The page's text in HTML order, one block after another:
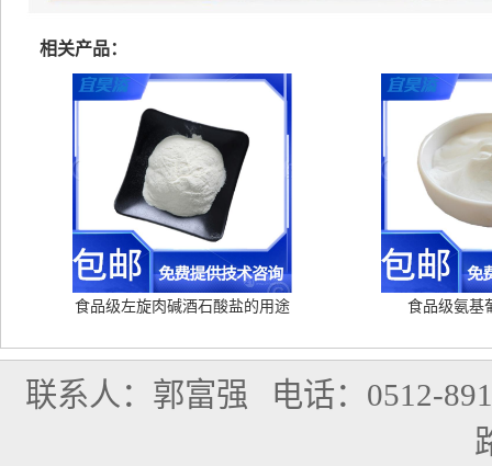
相关产品：
食品级左旋肉碱酒石酸盐的用途 食品级氨基
联系人：郭富强 电话：0512-